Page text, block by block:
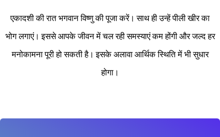
एकादशी की रात भगवान विष्णु की पूजा करें। साथ ही उन्हें पीली खीर का
भोग लगाएं। इससे आपके जीवन में चल रही समस्याएं कम होंगी और जल्द हर
मनोकामना पूरी हो सकती है। इसके अलावा आर्थिक स्थिति में भी सुधार
होगा।